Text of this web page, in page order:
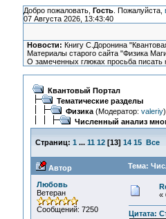
Добро пожаловать, Гость. Пожалуйста,
07 Августа 2026, 13:43:40
Новости: Книгу С.Доронина
Материалы старого сайта "Физика
О замеченных глюках просьба писать
Квантовый Портал
Тематические разделы
Физика(Модератор: valeriy)
Численный анализ
Страниц: 1 ... 11 12[13] 14 15 Все
Автор Тема:
Любовь
Ветеран
Сообщений: 7250
«
Цитата: